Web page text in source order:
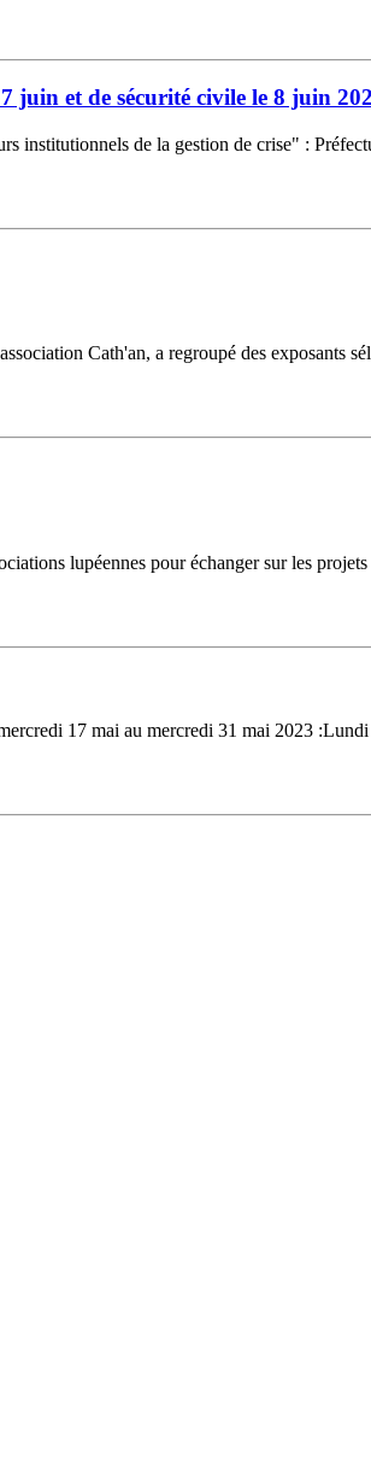
juin et de sécurité civile le 8 juin
institutionnels de la gestion de crise" :
Cath'an, a regroupé des exposants
lupéennes pour échanger sur les
17 mai au mercredi 31 mai 2023